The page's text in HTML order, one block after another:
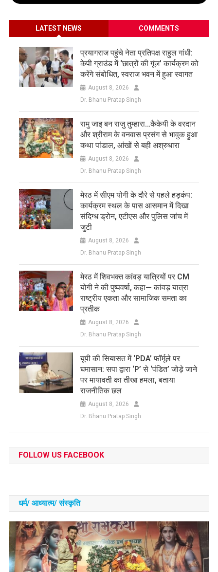
LATEST NEWS COMMENTS
प्रयागराज पहुंचे नेता प्रतिपक्ष राहुल गांधी:
केपी ग्राउंड में ‘छात्रों की गूंज’ कार्यक्रम को
करेंगे संबोधित, स्वराज भवन में हुआ स्वागत
August 8, 2026
Dr. Bhanu Pratap Singh
रामु जाइ बन राजु तुम्हारा…कैकेयी के वरदान
और श्रीराम के वनवास प्रसंग से भावुक हुआ
कथा पांडाल, आंखों से बही अश्रुधारा
August 8, 2026
Dr. Bhanu Pratap Singh
मेरठ में सीएम योगी के दौरे से पहले हड़कंप:
कार्यक्रम स्थल के पास आसमान में दिखा
संदिग्ध ड्रोन, एटीएस और पुलिस जांच में
जुटी
August 8, 2026
Dr. Bhanu Pratap Singh
मेरठ में शिवभक्त कांवड़ यात्रियों पर CM
योगी ने की पुष्पवर्षा, कहा— कांवड़ यात्रा
राष्ट्रीय एकता और सामाजिक समता का
प्रतीक
August 8, 2026
Dr. Bhanu Pratap Singh
यूपी की सियासत में ‘PDA’ फॉर्मूले पर
घमासान: सपा द्वारा ‘P’ से ‘पंडित’ जोड़े जाने
पर मायावती का तीखा हमला, बताया
राजनीतिक छल
August 8, 2026
Dr. Bhanu Pratap Singh
FOLLOW US FACEBOOK
धर्म/ आध्‍यात्‍म/ संस्‍कृति